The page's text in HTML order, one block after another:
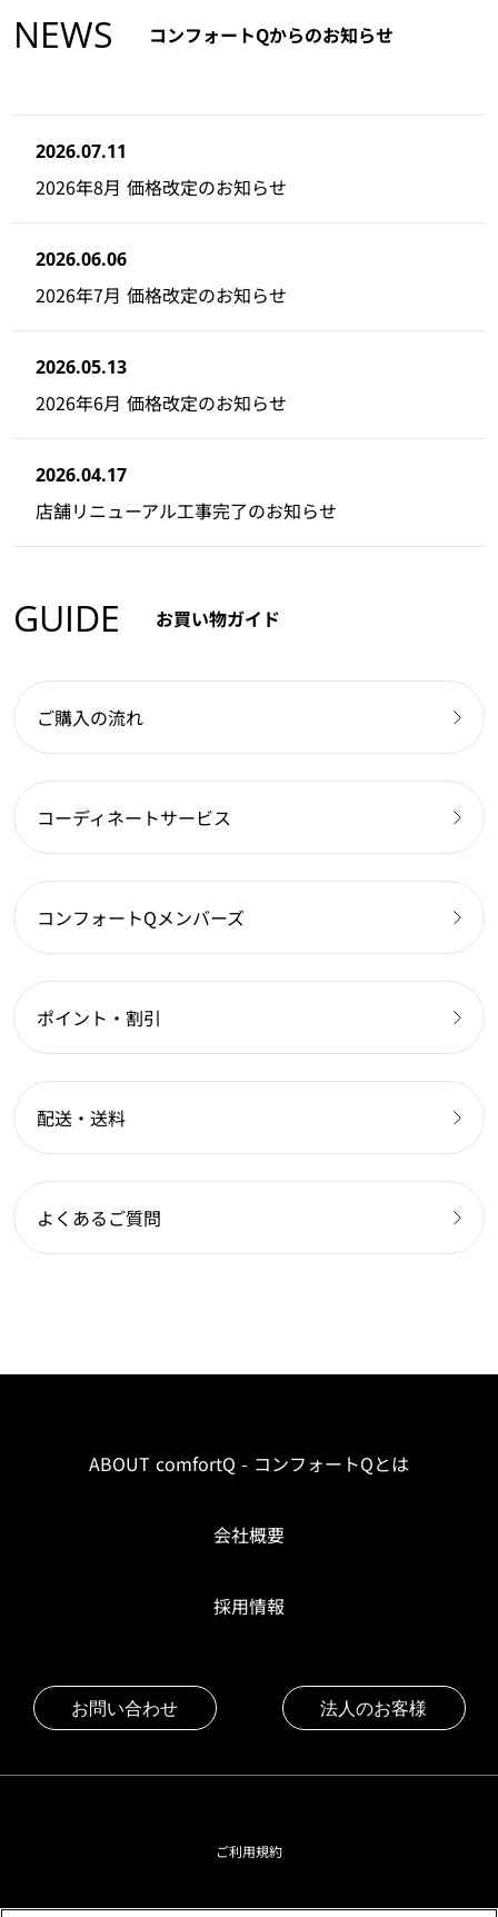
NEWS コンフォートQからのお知らせ
2026.07.11
2026年8月 価格改定のお知らせ
2026.06.06
2026年7月 価格改定のお知らせ
2026.05.13
2026年6月 価格改定のお知らせ
2026.04.17
店舗リニューアル工事完了のお知らせ
GUIDE お買い物ガイド
ご購入の流れ
コーディネートサービス
コンフォートQメンバーズ
ポイント・割引
配送・送料
よくあるご質問
ABOUT comfortQ - コンフォートQとは
会社概要
採用情報
お問い合わせ 法人のお客様
ご利用規約